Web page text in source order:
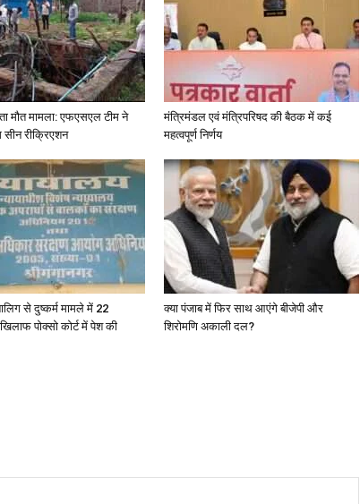
मौत मामला: एफएसएल टीम ने
सीन रीक्रिएशन
मंत्रिमंडल एवं मंत्रिपरिषद की बैठक में कई
महत्वपूर्ण निर्णय
से दुष्कर्म मामले में 22
पोक्सो कोर्ट में पेश की
क्या पंजाब में फिर साथ आएंगे बीजेपी और
शिरोमणि अकाली दल?